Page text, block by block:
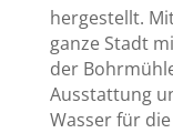
hergestellt.
ganze Stadt
der
Ausstattung
Wasser für